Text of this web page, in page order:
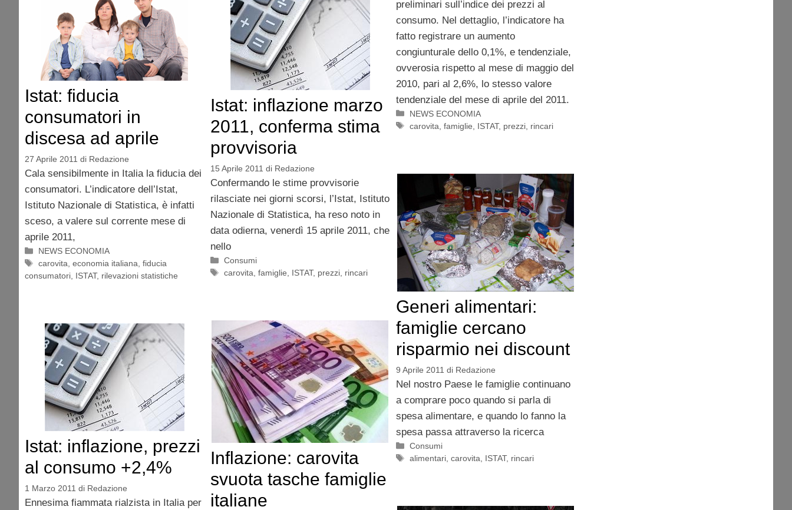
preliminari sull’indice dei prezzi al
consumo. Nel dettaglio, l’indicatore ha
fatto registrare un aumento
congiunturale dello 0,1%, e tendenziale,
ovverosia rispetto al mese di maggio del
2010, pari al 2,6%, lo stesso valore
tendenziale del mese di aprile del 2011.
Categorie
NEWS ECONOMIA
Tag
carovita ,famiglie ISTAT, prezzi rincari
Istat: fiducia
consumatori in
discesa ad aprile
27 Aprile 2011 di Redazione
Cala sensibilmente in Italia la fiducia dei
consumatori. L’indicatore dell’Istat,
Istituto Nazionale di Statistica, è infatti
sceso, a valere sul corrente mese di
aprile 2011,
Categorie
NEWS ECONOMIA
Tag
carovita ,economia italiana ,fiducia
consumatori ISTAT, rilevazioni statistiche
Istat: inflazione marzo
2011, conferma stima
provvisoria
15 Aprile 2011 di Redazione
Confermando le stime provvisorie
rilasciate nei giorni scorsi, l’Istat, Istituto
Nazionale di Statistica, ha reso noto in
data odierna, venerdì 15 aprile 2011, che
nello
Categorie
Consumi
Tag
carovita ,famiglie ISTAT, prezzi rincari
Generi alimentari:
famiglie cercano
risparmio nei discount
9 Aprile 2011 di Redazione
Nel nostro Paese le famiglie continuano
a comprare poco quando si parla di
spesa alimentare, e quando lo fanno la
spesa passa attraverso la ricerca
Categorie
Consumi
Tag
alimentari ,carovita ISTAT, rincari
Inflazione: carovita
svuota tasche famiglie
italiane
Istat: inflazione, prezzi
al consumo +2,4%
1 Marzo 2011 di Redazione
Ennesima fiammata rialzista in Italia per